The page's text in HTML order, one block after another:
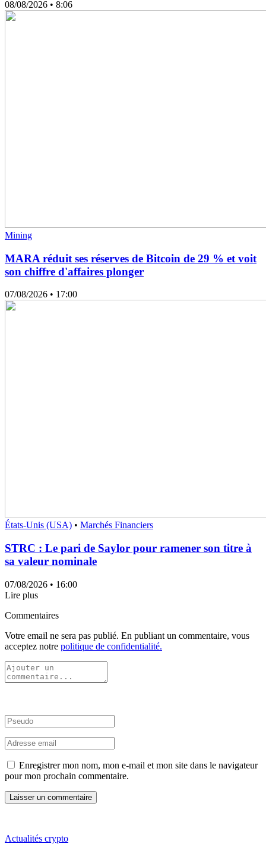
08/08/2026 • 8:06
Mining
MARA réduit ses réserves de Bitcoin de 29 % et voit
son chiffre d'affaires plonger
07/08/2026 • 17:00
États-Unis (USA) • Marchés Financiers
STRC : Le pari de Saylor pour ramener son titre à
sa valeur nominale
07/08/2026 • 16:00
Lire plus
Commentaires
Votre email ne sera pas publié. En publiant un commentaire, vous
acceptez notre politique de confidentialité.
Enregistrer mon nom, mon e-mail et mon site dans le navigateur
pour mon prochain commentaire.
Actualités crypto